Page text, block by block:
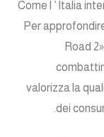
Come l ’ Italia
Per
Road
valorizza la
dei